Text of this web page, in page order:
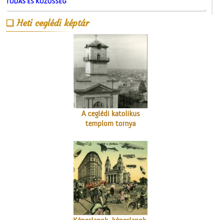
Heti ceglédi képtár
Cegléden 1948-ban
A ceglédi katolikus
templom tornya